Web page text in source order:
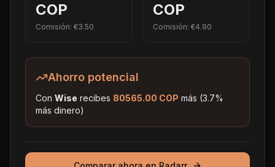
COP
Comisión: €3.50
COP
Comisión: €4.90
Ahorro potencial
Con Wise recibes 80565.00 COP más (3.7%
más dinero)